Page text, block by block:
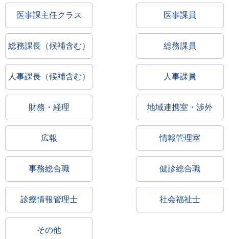
医事課主任クラス 医事課員
総務課長（候補含む） 総務課員
人事課長（候補含む） 人事課員
財務・経理 地域連携室・渉外
広報 情報管理室
事務総合職 健診総合職
診療情報管理士 社会福祉士
その他